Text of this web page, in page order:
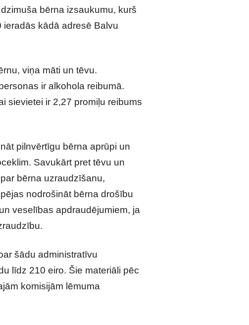
bērna izsaukumu, kurš
ieradās kādā adresē Balvu
viņa māti un tēvu.
ir alkohola reibumā.
sievietei ir 2,27 promiļu reibums
pilnvērtīgu bērna aprūpi un
Savukārt pret tēvu un
bērna uzraudzīšanu,
nodrošināt bērna drošību
veselības apdraudējumiem, ja
šādu administratīvu
līdz 210 eiro. Šie materiāli pēc
komisijām lēmuma